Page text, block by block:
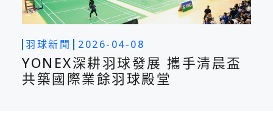
羽球新聞 2026-04-08
YONEX深耕羽球發展 攜手清晨盃
共築國際業餘羽球殿堂